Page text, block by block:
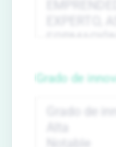
Grado de